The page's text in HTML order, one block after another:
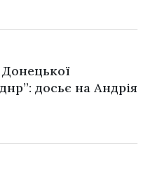
досьє на Андрія